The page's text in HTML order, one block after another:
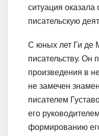
ситуация
писательскую
С юных лет Ги де
писательству. Он
произведения в
не замечен
писателем
его
формированию